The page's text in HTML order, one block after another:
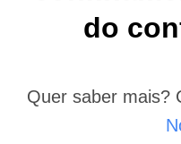
do
Quer saber mais?